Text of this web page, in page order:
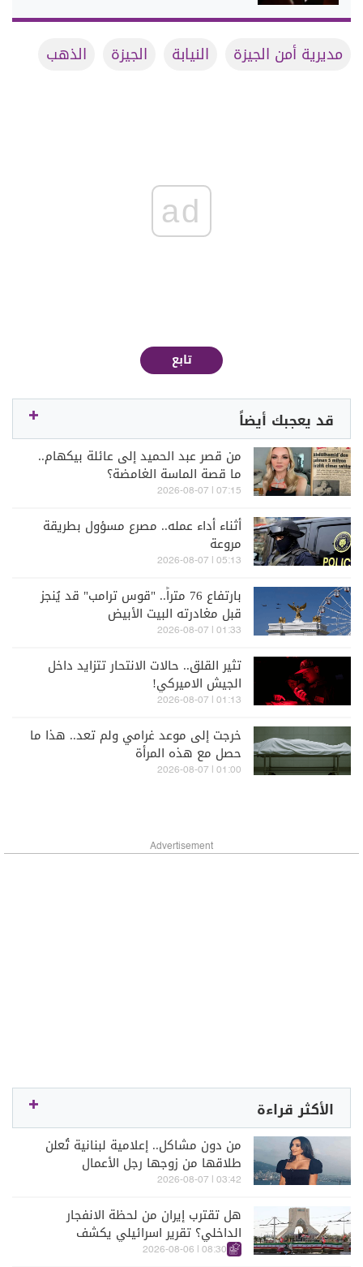
مديرية أمن الجيزة النيابة الجيزة الذهب
ad
تابع
قد يعجبك أيضاً
من قصر عبد الحميد إلى عائلة بيكهام..
ما قصة الماسة الغامضة؟
07:15 | 2026-08-07
أثناء أداء عمله.. مصرع مسؤول بطريقة
مروعة
05:13 | 2026-08-07
بارتفاع 76 متراً.. "قوس ترامب" قد يُنجز
قبل مغادرته البيت الأبيض
01:33 | 2026-08-07
تثير القلق.. حالات الانتحار تتزايد داخل
الجيش الاميركي!
01:13 | 2026-08-07
خرجت إلى موعد غرامي ولم تعد.. هذا ما
حصل مع هذه المرأة
01:00 | 2026-08-07
Advertisement
الأكثر قراءة
من دون مشاكل.. إعلامية لبنانية تُعلن
طلاقها من زوجها رجل الأعمال
03:42 | 2026-08-07
هل تقترب إيران من لحظة الانفجار
الداخلي؟ تقرير اسرائيلي يكشف
الكواليس
08:30 | 2026-08-06